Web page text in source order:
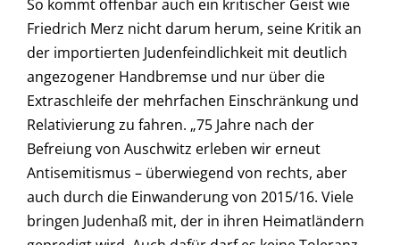
So kommt offenbar auch ein kritischer Geist wie
Friedrich Merz nicht darum herum, seine Kritik an
der importierten Judenfeindlichkeit mit deutlich
angezogener Handbremse und nur über die
Extraschleife der mehrfachen Einschränkung und
Relativierung zu fahren. „75 Jahre nach der
Befreiung von Auschwitz erleben wir erneut
Antisemitismus – überwiegend von rechts, aber
auch durch die Einwanderung von 2015/16. Viele
bringen Judenhaß mit, der in ihren Heimatländern